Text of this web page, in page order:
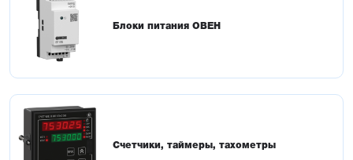
Блоки питания ОВЕН
Счетчики, таймеры, тахометры